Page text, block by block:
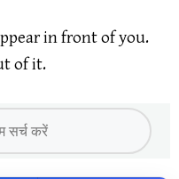
in front of you.
of it.